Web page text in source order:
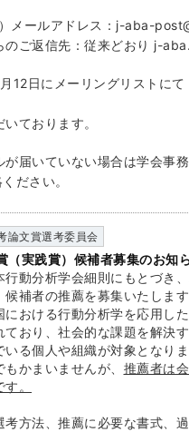
）メールアドレス：j-aba-
のご返信先：従来どおり j-
12日にメーリングリストに
ております。
が届いていない場合は学会事
ださい。
論文賞選考委員会
（実践賞）候補者募集のお知
行動分析学会細則にもとづき
候補者の推薦を募集いたします
における行動分析学を応用し
おり、社会的な課題を解決す
いる個人や組織が対象となり
かまいませんが、 推薦者は
。
方法、推薦に必要な書式、